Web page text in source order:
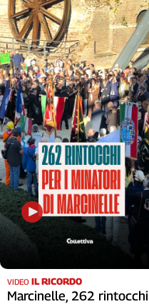
VIDEO IL RICORDO
Marcinelle, 262 rintocchi